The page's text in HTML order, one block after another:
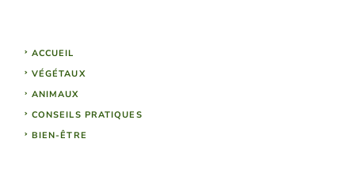
ACCUEIL
VÉGÉTAUX
ANIMAUX
CONSEILS PRATIQUES
BIEN-ÊTRE